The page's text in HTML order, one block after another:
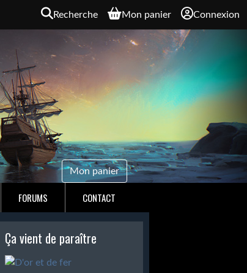
Recherche Mon panier Connexion
Mon panier
FORUMS CONTACT
Ça vient de paraître